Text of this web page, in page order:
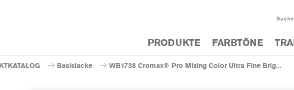
Suche
PRODUKTE FARBTÖNE
Basislacke WB1738 Cromax® Pro Mixing Color Ultra Fine Brig...